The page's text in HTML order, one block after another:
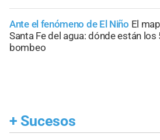
Ante el fenómeno de El Niño El
Santa Fe del agua: dónde están
bombeo
+ Sucesos